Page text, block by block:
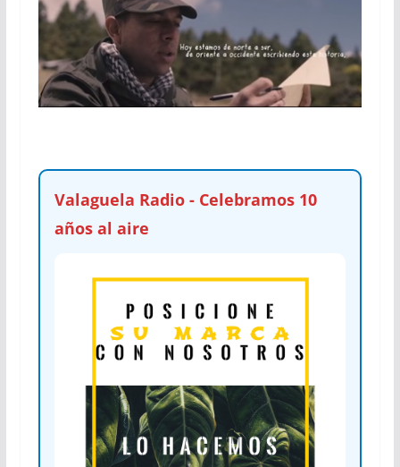
Valaguela Radio - Celebramos 10
años al aire